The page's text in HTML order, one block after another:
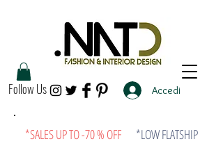
Follow Us Accedi
*SALES UP TO -70 % OFF *LOW FLATSHIP